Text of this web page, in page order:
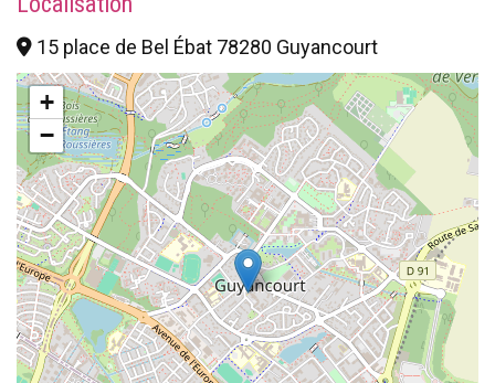
15 place de Bel Ébat 78280 Guyancourt
+
−